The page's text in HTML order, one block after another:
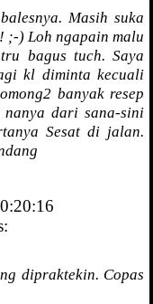
Masih suka
;-) Loh ngapain malu
bagus tuch. Saya
kl diminta kecuali
banyak resep
dari sana-sini
Sesat di jalan.
dipraktekin. Copas